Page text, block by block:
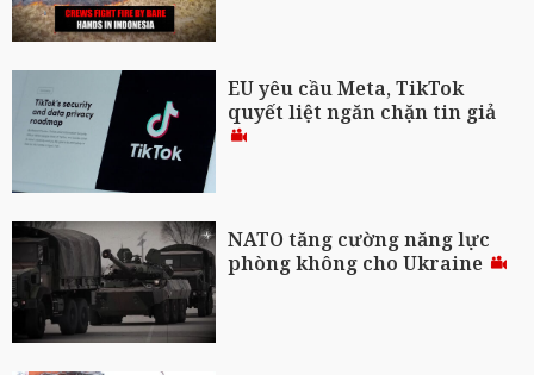
EU yêu cầu Meta, TikTok
quyết liệt ngăn chặn tin giả
NATO tăng cường năng lực
phòng không cho Ukraine